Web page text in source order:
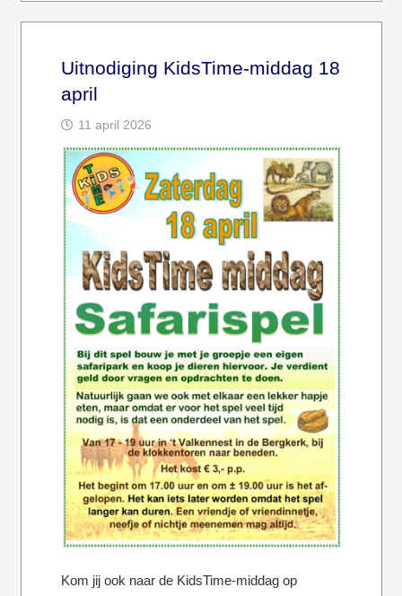
Uitnodiging KidsTime-middag 18
april
11 april 2026
Kom jij ook naar de KidsTime-middag op